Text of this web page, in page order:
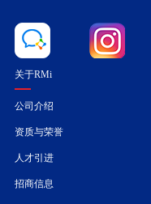
关于RMi
公司介绍
资质与荣誉
人才引进
招商信息